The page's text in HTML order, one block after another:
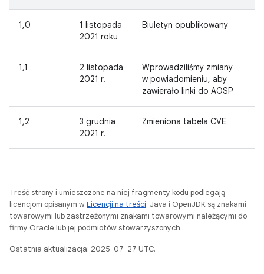
1,0
1 listopada
2021 roku
Biuletyn opublikowany
1,1
2 listopada
2021 r.
Wprowadziliśmy zmiany
w powiadomieniu, aby
zawierało linki do AOSP
1,2
3 grudnia
2021 r.
Zmieniona tabela CVE
Treść strony i umieszczone na niej fragmenty kodu podlegają
licencjom opisanym wLicencji na treści. Java i OpenJDK są znakami
towarowymi lub zastrzeżonymi znakami towarowymi należącymi do
firmy Oracle lub jej podmiotów stowarzyszonych.
Ostatnia aktualizacja: 2025-07-27 UTC.